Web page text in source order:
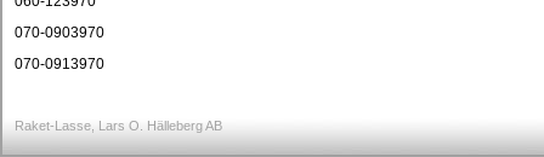
070-0903970
070-0913970
Raket-Lasse, Lars O. Hälleberg AB